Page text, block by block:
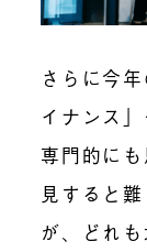
さらに今
イナンス
専門的に
見すると
が、どれ